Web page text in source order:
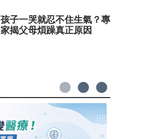
孩子一哭就忍不住生氣？專
家揭父母煩躁真正原因